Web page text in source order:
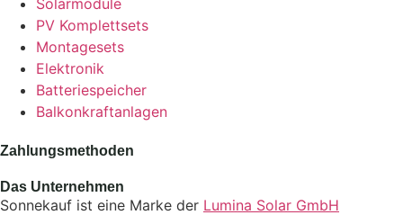
PV Komplettsets
Montagesets
Elektronik
Batteriespeicher
Balkonkraftanlagen
Zahlungsmethoden
Das Unternehmen
Sonnekauf ist eine Marke der Lumina Solar GmbH